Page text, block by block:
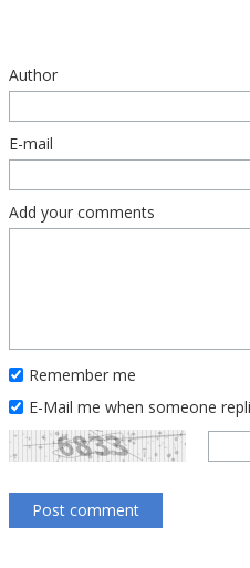
Author
E-mail
Add your comments
Remember me
E-Mail me when someone